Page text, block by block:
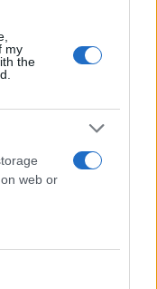
my
the
web or
κέντρο του
κέντρο
των
ηλεκτρονικά
και το ΑΜΚΑ για
στο
των υπαλλήλων